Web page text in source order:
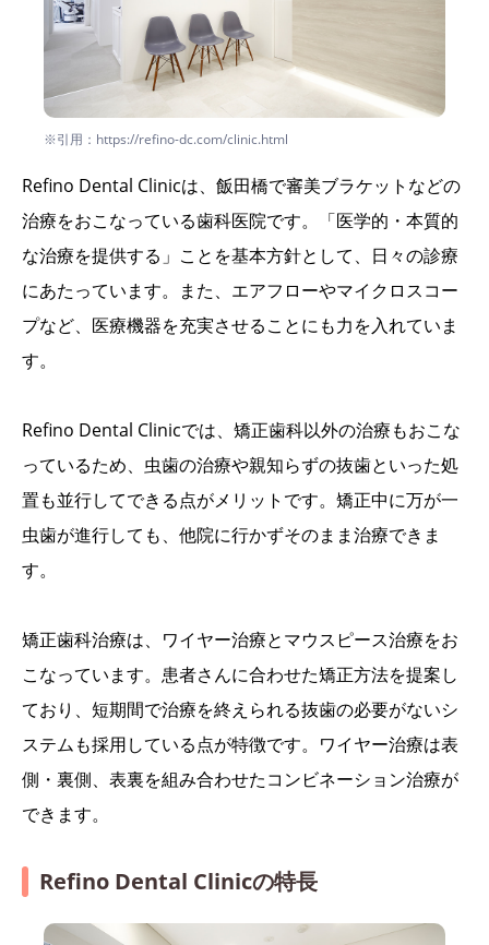
※引用：https://refino-dc.com/clinic.html
Refino Dental Clinicは、飯田橋で審美ブラケットなどの
治療をおこなっている歯科医院です。「医学的・本質的
な治療を提供する」ことを基本方針として、日々の診療
にあたっています。また、エアフローやマイクロスコー
プなど、医療機器を充実させることにも力を入れていま
す。
Refino Dental Clinicでは、矯正歯科以外の治療もおこな
っているため、虫歯の治療や親知らずの抜歯といった処
置も並行してできる点がメリットです。矯正中に万が一
虫歯が進行しても、他院に行かずそのまま治療できま
す。
矯正歯科治療は、ワイヤー治療とマウスピース治療をお
こなっています。患者さんに合わせた矯正方法を提案し
ており、短期間で治療を終えられる抜歯の必要がないシ
ステムも採用している点が特徴です。ワイヤー治療は表
側・裏側、表裏を組み合わせたコンビネーション治療が
できます。
Refino Dental Clinicの特長